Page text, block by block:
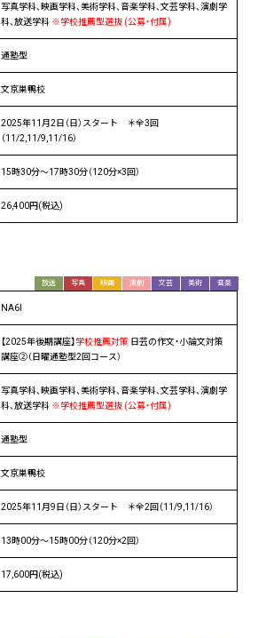
写真学科、映画学科、美術学科、音楽学科、文芸学科、演劇学
科、放送学科 ※学校推薦型選抜 (公募・付属)
通塾型
文京巣鴨校
2025年11月2日（日）スタート ＊全3回
（11/2,11/9,11/16）
15時30分〜17時30分（120分×3回）
26,400円(税込)
放送 写真 映画 演劇 文芸 美術 音楽
NA6I
【2025年後期講座】 学校推薦対策 日芸の作文・小論文対策
講座②（日曜通塾型2回コース）
写真学科、映画学科、美術学科、音楽学科、文芸学科、演劇学
科、放送学科 ※学校推薦型選抜 (公募・付属)
通塾型
文京巣鴨校
2025年11月9日（日）スタート ＊全2回（11/9,11/16）
13時00分〜15時00分（120分×2回）
17,600円(税込)